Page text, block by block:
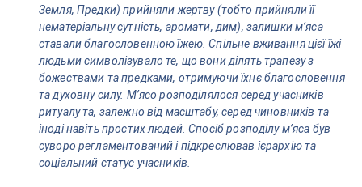
Земля, Предки) прийняли жертву (тобто прийняли її
нематеріальну сутність, аромати, дим), залишки мʼяса
ставали благословенною їжею. Спільне вживання цієї їжі
людьми символізувало те, що вони ділять трапезу з
божествами та предками, отримуючи їхнє благословення
та духовну силу. Мʼясо розподілялося серед учасників
ритуалу та, залежно від масштабу, серед чиновників та
іноді навіть простих людей. Спосіб розподілу мʼяса був
суворо регламентований і підкреслював ієрархію та
соціальний статус учасників.